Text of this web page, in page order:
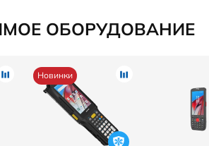
ОБОРУДОВАНИЕ
Новинки